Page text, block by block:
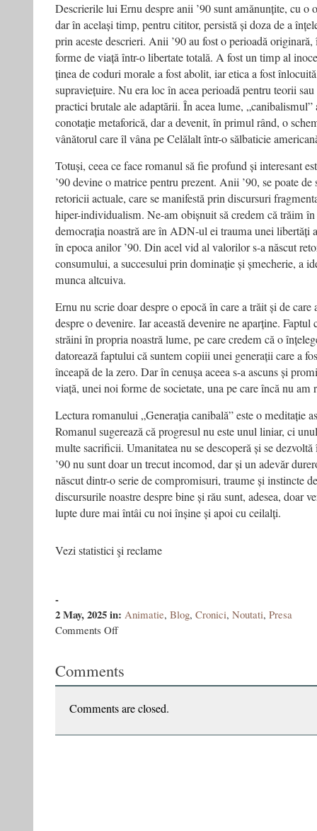
Descrierile lui Ernu despre anii ’90 sunt amănunțite, cu o
dar în același timp, pentru cititor, persistă și doza de a
prin aceste descrieri. Anii ’90 au fost o perioadă
forme de viață într-o libertate totală. A fost un timp al
ținea de coduri morale a fost abolit, iar etica a fost
supraviețuire. Nu era loc în acea perioadă pentru teorii
practici brutale ale adaptării. În acea lume, „canibalismul”
conotație metaforică, dar a devenit, în primul rând, o
vânătorul care îl vâna pe Celălalt într-o sălbaticie
Totuși, ceea ce face romanul să fie profund și interesant
’90 devine o matrice pentru prezent. Anii ’90, se poate
retoricii actuale, care se manifestă prin discursuri
hiper-individualism. Ne-am obișnuit să credem că trăim
democrația noastră are în ADN-ul ei trauma unei libertăți
în epoca anilor ’90. Din acel vid al valorilor s-a născut
consumului, a succesului prin dominație și șmecherie, a
munca altcuiva.
Ernu nu scrie doar despre o epocă în care a trăit și de care
despre o devenire. Iar această devenire ne aparține.
străini în propria noastră lume, pe care credem că o
datorează faptului că suntem copiii unei generații care a
înceapă de la zero. Dar în cenușa aceea s-a ascuns și
viață, unei noi forme de societate, una pe care încă nu am
Lectura romanului „Generația canibală” este o meditație
Romanul sugerează că progresul nu este unul liniar, ci
multe sacrificii. Umanitatea nu se descoperă și se
’90 nu sunt doar un trecut incomod, dar și un adevăr
născut dintr-o serie de compromisuri, traume și instincte
discursurile noastre despre bine și rău sunt, adesea, doar
lupte dure mai întâi cu noi înșine și apoi cu ceilalți.
Vezi statistici şi reclame
-
2 May, 2025in: Animatie, Blog, Cronici, Noutati, Presa
Comments Offon
de
Comments
Comments are closed.